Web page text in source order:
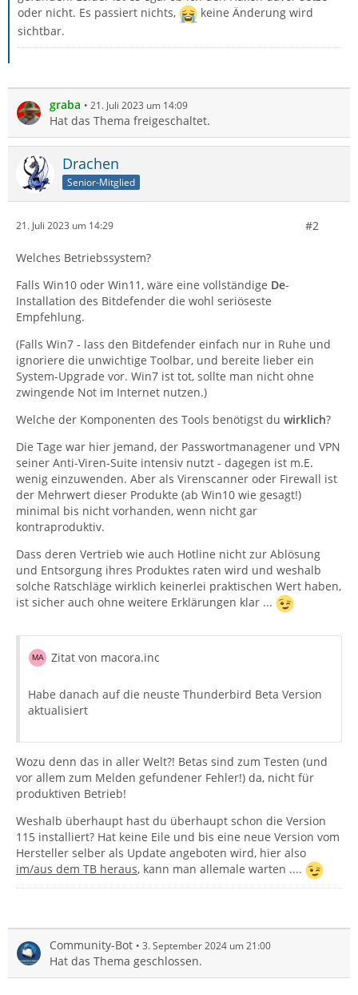
oder nicht. Es passiert nichts,
keine Änderung wird
sichtbar.
graba 21. Juli 2023 um 14:09
Hat das Thema freigeschaltet.
Drachen
Senior-Mitglied
21. Juli 2023 um 14:29 #2
Welches Betriebssystem?
Falls Win10 oder Win11, wäre eine vollständige De-
Installation des Bitdefender die wohl seriöseste
Empfehlung.
(Falls Win7 - lass den Bitdefender einfach nur in Ruhe und
ignoriere die unwichtige Toolbar, und bereite lieber ein
System-Upgrade vor. Win7 ist tot, sollte man nicht ohne
zwingende Not im Internet nutzen.)
Welche der Komponenten des Tools benötigst du wirklich?
Die Tage war hier jemand, der Passwortmanagener und VPN
seiner Anti-Viren-Suite intensiv nutzt - dagegen ist m.E.
wenig einzuwenden. Aber als Virenscanner oder Firewall ist
der Mehrwert dieser Produkte (ab Win10 wie gesagt!)
minimal bis nicht vorhanden, wenn nicht gar
kontraproduktiv.
Dass deren Vertrieb wie auch Hotline nicht zur Ablösung
und Entsorgung ihres Produktes raten wird und weshalb
solche Ratschläge wirklich keinerlei praktischen Wert haben,
ist sicher auch ohne weitere Erklärungen klar ...
Zitat von macora.inc
Habe danach auf die neuste Thunderbird Beta Version
aktualisiert
Wozu denn das in aller Welt?! Betas sind zum Testen (und
vor allem zum Melden gefundener Fehler!) da, nicht für
produktiven Betrieb!
Weshalb überhaupt hast du überhaupt schon die Version
115 installiert? Hat keine Eile und bis eine neue Version vom
Hersteller selber als Update angeboten wird, hier also
im/aus dem TB heraus, kann man allemale warten ....
Community-Bot 3. September 2024 um 21:00
Hat das Thema geschlossen.